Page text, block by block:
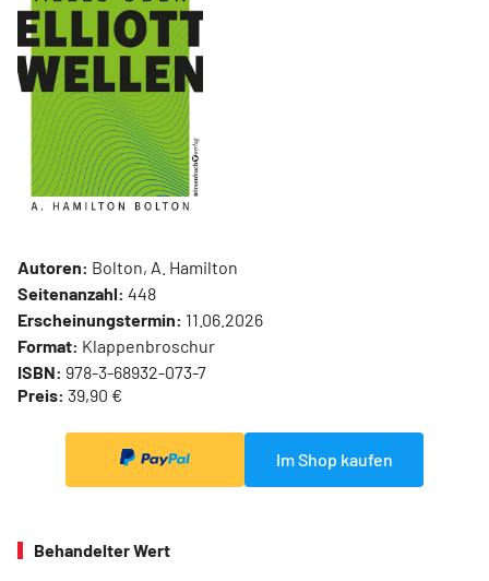
Autoren: Bolton, A. Hamilton
Seitenanzahl: 448
Erscheinungstermin: 11.06.2026
Format: Klappenbroschur
ISBN: 978-3-68932-073-7
Preis: 39,90 €
Im Shop kaufen
Behandelter Wert